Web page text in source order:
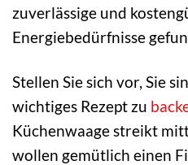
zuverlässige und
Energiebedürfnisse
Stellen Sie sich vor, Sie
wichtiges Rezept zu
Küchenwaage streikt
wollen gemütlich einen